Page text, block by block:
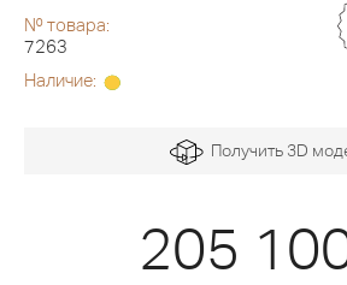
№ товара:
7263
Наличие:
Получить 3D
205